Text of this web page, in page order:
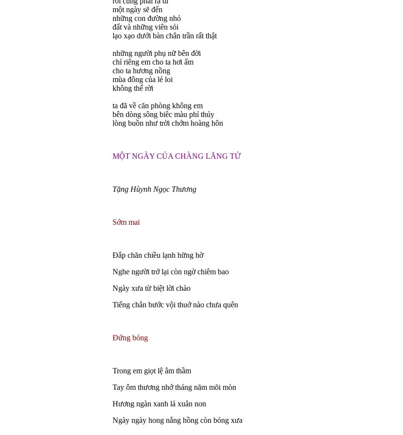
một ngày sẽ đến
những con đường nhỏ
đất và những viên sỏi
lạo xạo dưới bàn chân trần rất thật
những người phụ nữ bên đời
chỉ riêng em cho ta hơi ấm
cho ta hương nồng
mùa đông của lẻ loi
không thể rời
ta đã về căn phòng không em
bên dòng sông biêc màu phỉ thúy
lòng buồn như trời chớm hoàng hôn
MỘT NGÀY CỦA CHÀNG LÃNG TỬ
Tặng Hùynh Ngọc Thương
Sớm mai
Đắp chăn chiều lạnh hững hờ
Nghe người trở lại còn ngờ chiêm bao
Ngày xưa từ biệt lời chào
Tiếng chân bước vội thuở nào chưa quên
Đứng bóng
Trong em giọt lệ âm thầm
Tay ôm thương nhớ tháng năm mõi mòn
Hương ngàn xanh lá xuân non
Ngày ngày hong nắng hồng còn bóng xưa